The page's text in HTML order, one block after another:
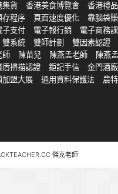
集貨 香港美食博覽會 香港禮
存程序 頁面速度優化 靠腦袋
子支付 電子報行銷 電子商務
雙系統 雙師計劃 雙因素認證
師 陳苗兒 陳燕孟老師 陳燕孟
盾掃描認證 鉅記手信 金門酒廠
加盟大展 通用資料保護法 農
傑克老師